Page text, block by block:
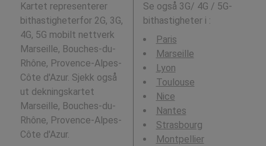
Kartet representerer
bithastigheterfor 2G, 3G,
4G, 5G mobilt nettverk
Marseille, Bouches-du-
Rhône, Provence-Alpes-
Côte d'Azur. Sjekk også
ut dekningskartet
Marseille, Bouches-du-
Rhône, Provence-Alpes-
Côte d'Azur.
Se også 3G/ 4G / 5G-
bithastigheter i :
Paris
Marseille
Lyon
Toulouse
Nice
Nantes
Strasbourg
Montpellier